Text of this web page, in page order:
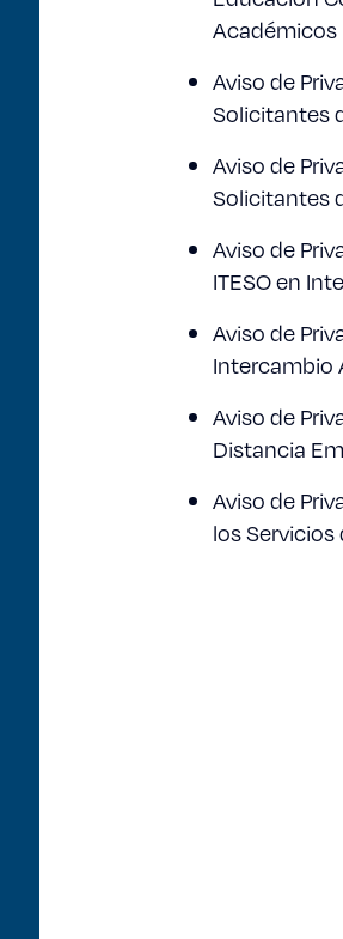
Prepa ITESO
Becas
Sustentabilidad
Académicos
Aviso de
Solicitantes
Aviso de
Solicitantes
Aviso de
ITESO en
Aviso de
Intercambio
Aviso de
Distancia
Aviso de
los Servicios